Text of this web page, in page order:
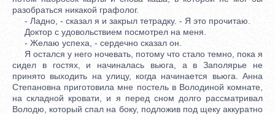
разобраться никакой графолог.
- Ладно, - сказал я и закрыл тетрадку. - Я это прочитаю.
Доктор с удовольствием посмотрел на меня.
- Желаю успеха, - сердечно сказал он.
Я остался у него ночевать, потому что стало темно, пока я
сидел в гостях, и начиналась вьюга, а в Заполярье не
принято выходить на улицу, когда начинается вьюга. Анна
Степановна приготовила мне постель в Володиной комнате,
на складной кровати, и я перед сном долго рассматривал
Володю, который спал на боку, подложив под щеку аккуратно